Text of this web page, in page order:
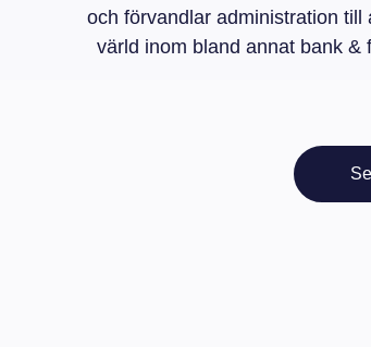
och förvandlar administration
värld inom bland annat bank &